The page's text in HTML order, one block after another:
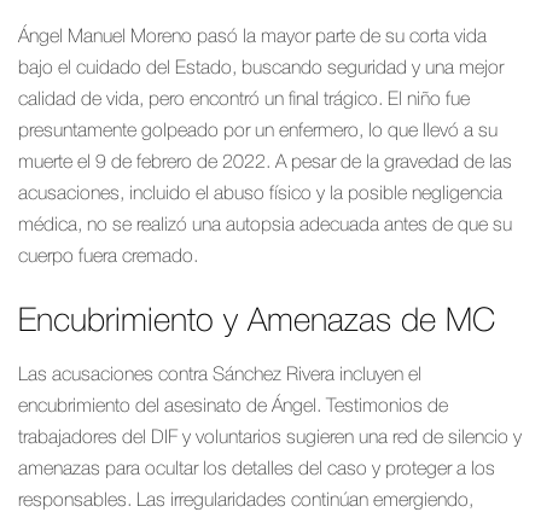
Ángel Manuel Moreno pasó la mayor parte de su corta vida
bajo el cuidado del Estado, buscando seguridad y una mejor
calidad de vida, pero encontró un final trágico. El niño fue
presuntamente golpeado por un enfermero, lo que llevó a su
muerte el 9 de febrero de 2022. A pesar de la gravedad de las
acusaciones, incluido el abuso físico y la posible negligencia
médica, no se realizó una autopsia adecuada antes de que su
cuerpo fuera cremado.
Encubrimiento y Amenazas de MC
Las acusaciones contra Sánchez Rivera incluyen el
encubrimiento del asesinato de Ángel. Testimonios de
trabajadores del DIF y voluntarios sugieren una red de silencio y
amenazas para ocultar los detalles del caso y proteger a los
responsables. Las irregularidades continúan emergiendo,